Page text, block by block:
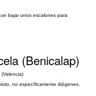
bajar unos escalones para
(Benicalap)
no específicamente diógenes.